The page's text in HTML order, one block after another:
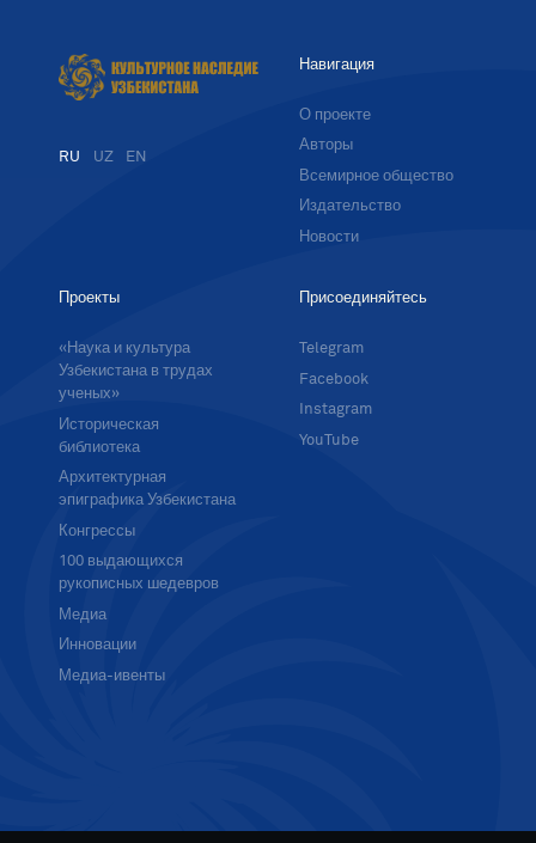
RU UZ EN
Навигация
О проекте
Авторы
Всемирное общество
Издательство
Новости
Проекты
«Наука и культура
Узбекистана в трудах
ученых»
Историческая
библиотека
Архитектурная
эпиграфика Узбекистана
Конгрессы
100 выдающихся
рукописных шедевров
Медиа
Инновации
Медиа-ивенты
Присоединяйтесь
Telegram
Facebook
Instagram
YouTube